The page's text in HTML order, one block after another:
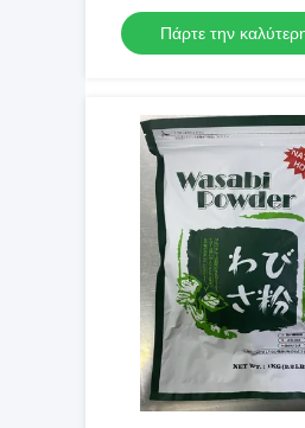
Πάρτε την